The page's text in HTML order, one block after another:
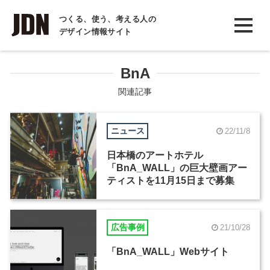
つくる、使う、考える人の
デザイン情報サイト
INTERVIEW
インタビュー
COLUMN
コラム
BnA
関連記事
ニュース 22/11/8
日本橋のアートホテル
「BnA_WALL」の巨大壁画アー
ティストを11月15日まで募集
広告事例 21/10/28
「BnA_WALL」Webサイト